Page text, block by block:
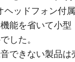
ッドフォン付属
機能を省いて小
した。
音できない製品